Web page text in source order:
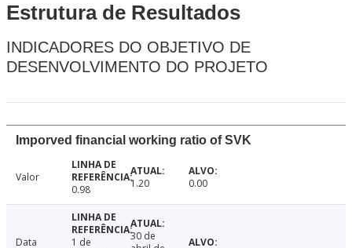
Estrutura de Resultados
INDICADORES DO OBJETIVO DE
DESENVOLVIMENTO DO PROJETO
Imporved financial working ratio of SVK
Valor
0.98
1.20 0.00
Data
1 de
30 de